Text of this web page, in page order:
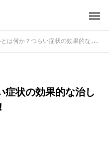
か？つらい症状の効果的な治し方と予防策を徹底解説！
症状の効果的な治し